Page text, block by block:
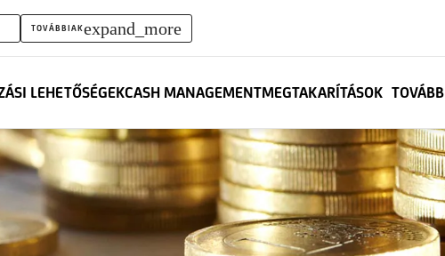
TOVÁBBIAKexpand_more
LEHETŐSÉGEKCASH MANAGEMENTMEGTAKARÍTÁSOK